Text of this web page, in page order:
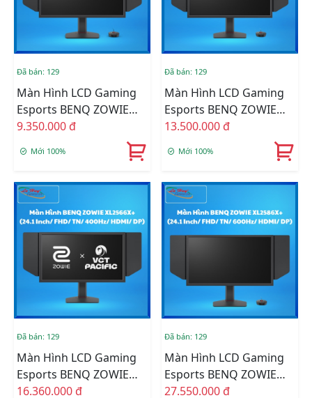
Đã bán: 129
Màn Hình LCD Gaming
Esports BENQ ZOWIE
XL2540X+ (24.1 Inch/
FHD/ TN/ 280Hz/ HDMI/
DP)
9.350.000 đ
Mới 100%
Đã bán: 129
Màn Hình LCD Gaming
Esports BENQ ZOWIE
XL2546X+ (24.5 Inch/
FHD/ TN/ 240Hz/ HDMI/
DP)
13.500.000 đ
Mới 100%
Đã bán: 129
Màn Hình LCD Gaming
Esports BENQ ZOWIE
XL2566X+ (24.1 Inch/
16.360.000 đ
Đã bán: 129
Màn Hình LCD Gaming
Esports BENQ ZOWIE
XL2586X+ (24.1 Inch/
27.550.000 đ